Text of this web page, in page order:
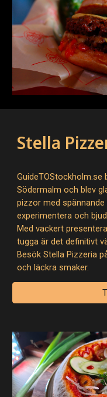
Stella
GuideTOStockholm.se
Södermalm och blev
pizzor med spännande
experimentera och
Med vackert
tugga är det definitivt
Besök Stella Pizzeria
och läckra smaker.